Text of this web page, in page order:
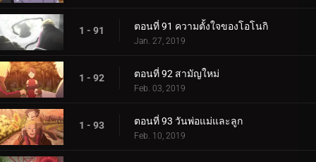
1 - 91 ตอนที่ 91 ความตั้งใจของโอโนกิ
Jan. 27, 2019
1 - 92 ตอนที่ 92 สามัญใหม่
Feb. 03, 2019
1 - 93 ตอนที่ 93 วันพ่อแม่และลูก
Feb. 10, 2019